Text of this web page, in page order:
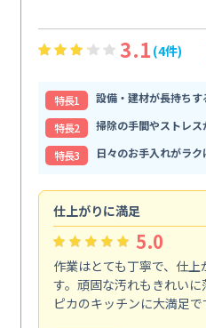
3.1 (4件)
特⻑1
設備・建材が長持ちす
特⻑2
掃除の手間やストレス
特⻑3
日々のお手入れがラク
仕上がりに満足
5.0
作業はとても丁寧で、仕
す。頑固な汚れもきれい
ピカのキッチンに大満足で